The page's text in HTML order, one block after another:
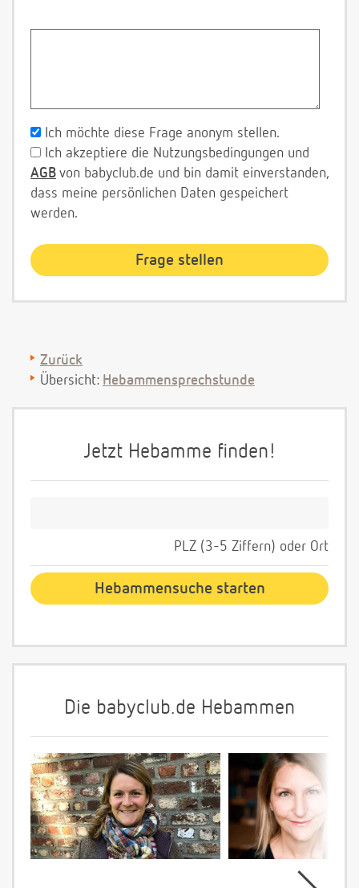
Ich möchte diese Frage anonym stellen.
Ich akzeptiere die Nutzungsbedingungen und
AGB von babyclub.de und bin damit einverstanden,
dass meine persönlichen Daten gespeichert
werden.
Zurück
Übersicht: Hebammensprechstunde
Jetzt Hebamme finden!
PLZ (3-5 Ziffern) oder Ort
Die babyclub.de Hebammen